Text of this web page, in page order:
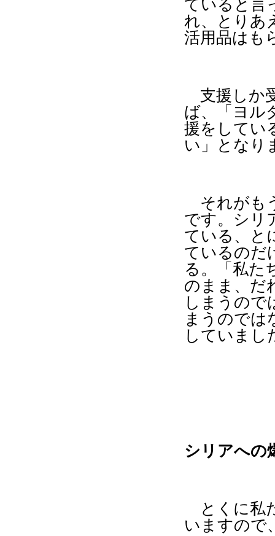
ていると言
れ、とりあ
活用品はも
支援しか
ば、「ヨル
援をしてい
い」となり
それがも
です。シリ
ている、と
ているのだ
る。「私た
のまま、だ
しまうので
まうのでは
していまし
シリアへの
とくに私
いますので